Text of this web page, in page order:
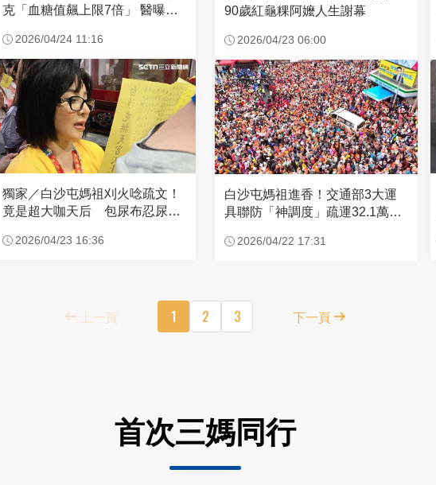
克「血糖值飆上限7倍」 醫曝原
2026/04/24 11:16
獨家／白沙屯媽祖刈火唸疏文！
竟是超大咖天后 包尿布忍尿5
2026/04/23 16:36
90歲紅龜粿阿嬤人生謝幕
2026/04/23 06:00
白沙屯媽祖進香！交通部3大運
具聯防「神調度」疏運32.1萬創
2026/04/22 17:31
上一頁 1 2 3 下一頁
首次三媽同行